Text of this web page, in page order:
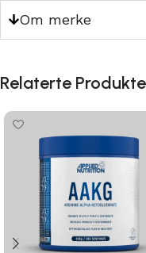
Om merke
Relaterte